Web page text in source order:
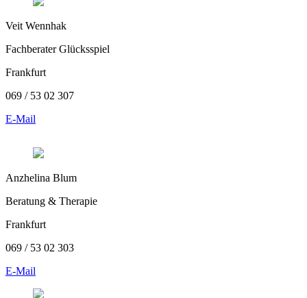
Veit Wennhak
Fachberater Glücksspiel
Frankfurt
069 / 53 02 307
E-Mail
Anzhelina Blum
Beratung & Therapie
Frankfurt
069 / 53 02 303
E-Mail